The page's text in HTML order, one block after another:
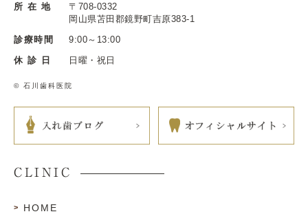
所 在 地
〒708-0332
岡山県苫田郡鏡野町吉原383-1
診療時間
9:00～13:00
休 診 日
日曜・祝日
© 石川歯科医院
CLINIC
HOME